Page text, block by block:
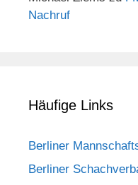
Nachruf
Häufige Links
Berliner
Berliner